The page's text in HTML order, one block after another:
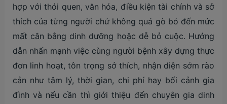
hợp với thói quen, văn hóa, điều kiện tài chính và sở
thích của từng người chứ không quá gò bó đến mức
mất cân bằng dinh dưỡng hoặc dễ bỏ cuộc. Hướng
dẫn nhấn mạnh việc cùng người bệnh xây dựng thực
đơn linh hoạt, tôn trọng sở thích, nhận diện sớm rào
cản như tâm lý, thời gian, chi phí hay bối cảnh gia
đình và nếu cần thì giới thiệu đến chuyên gia dinh